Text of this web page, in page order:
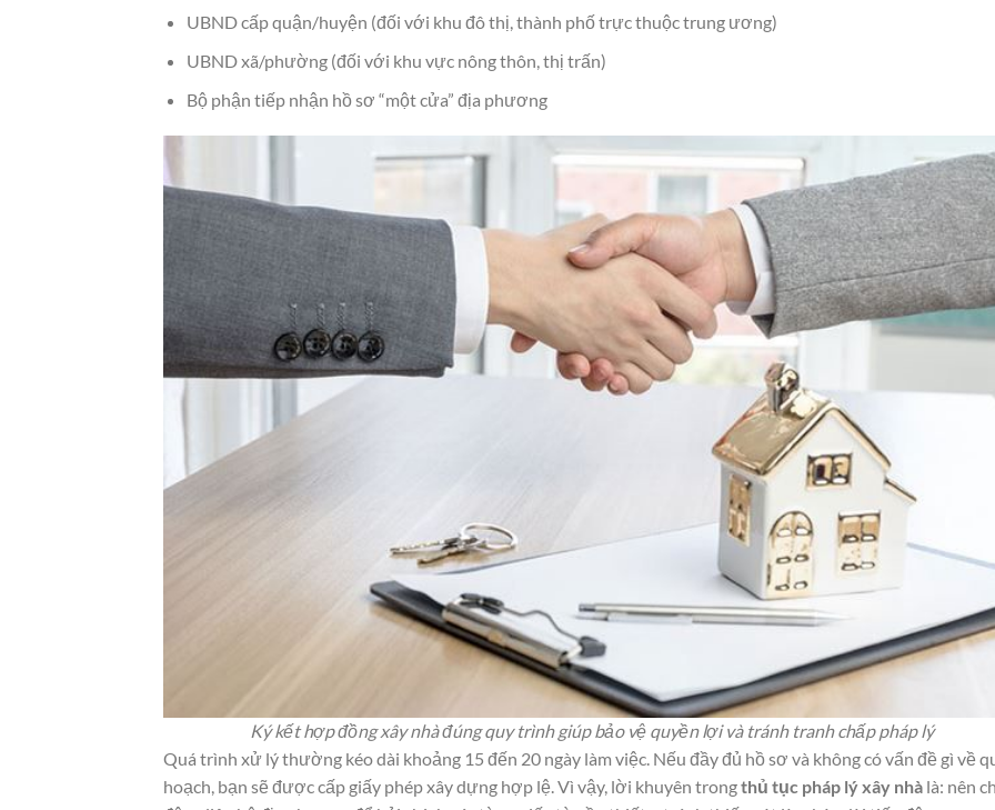
UBND cấp quận/huyện (đối với khu đô thị, thành phố trực thuộc trung ương)
UBND xã/phường (đối với khu vực nông thôn, thị trấn)
Bộ phận tiếp nhận hồ sơ “một cửa” địa phương
Ký kết hợp đồng xây nhà đúng quy trình giúp bảo vệ quyền lợi và tránh tranh chấp pháp lý
Quá trình xử lý thường kéo dài khoảng 15 đến 20 ngày làm việc. Nếu đầy đủ hồ sơ và không có vấn đề gì về
hoạch, bạn sẽ được cấp giấy phép xây dựng hợp lệ. Vì vậy, lời khuyên trongthủ tục pháp lý xây nhà là: nên